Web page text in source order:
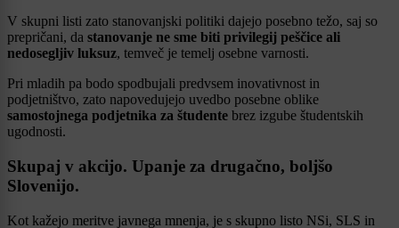
V skupni listi zato stanovanjski politiki dajejo posebno težo, saj so
prepričani, da stanovanje ne sme biti privilegij peščice ali
nedosegljiv luksuz, temveč je temelj osebne varnosti.
Pri mladih pa bodo spodbujali predvsem inovativnost in
podjetništvo, zato napovedujejo uvedbo posebne oblike
samostojnega podjetnika za študente brez izgube študentskih
ugodnosti.
Skupaj v akcijo. Upanje za drugačno, boljšo
Slovenijo.
Kot kažejo meritve javnega mnenja, je s skupno listo NSi, SLS in